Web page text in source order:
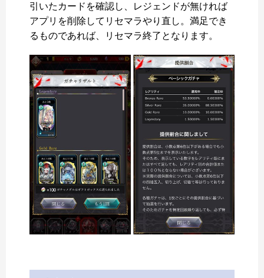
引いたカードを確認し、レジェンドが無ければ
アプリを削除してリセマラやり直し。満足でき
るものであれば、リセマラ終了となります。